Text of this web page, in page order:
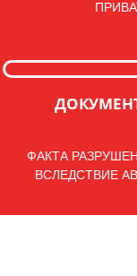
ФАКТА
ВСЛЕДСТВИЕ